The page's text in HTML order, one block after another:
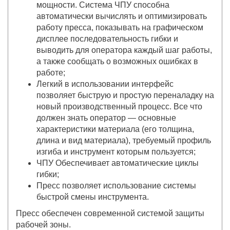
мощности. Система ЧПУ способна
автоматически вычислять и оптимизировать
работу пресса, показывать на графическом
дисплее последовательность гибки и
выводить для оператора каждый шаг работы,
а также сообщать о возможных ошибках в
работе;
Легкий в использовании интерфейс
позволяет быструю и простую переналадку на
новый производственный процесс. Все что
должен знать оператор — основные
характеристики материала (его толщина,
длина и вид материала), требуемый профиль
изгиба и инструмент которым пользуется;
ЧПУ Обеспечивает автоматические циклы
гибки;
Пресс позволяет использование системы
быстрой смены инструмента.
Пресс обеспечен современной системой защиты
рабочей зоны.